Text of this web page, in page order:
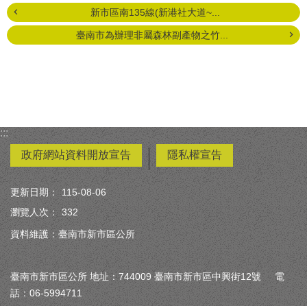
新市區南135線(新港社大道~...
臺南市為辦理非屬森林副產物之竹...
:::
政府網站資料開放宣告
隱私權宣告
更新日期：
115-08-06
瀏覽人次：
332
資料維護：臺南市新市區公所
臺南市新市區公所 地址：744009 臺南市新市區中興街12號 電
話：06-5994711